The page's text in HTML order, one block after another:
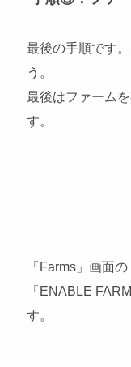
最後の手順です
う。
最後はファーム
す。
「Farms」画面
「ENABLE
す。